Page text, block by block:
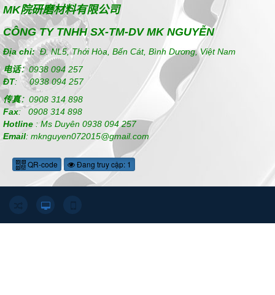
MK院研磨材料有限公司
CÔNG TY TNHH SX-TM-DV MK NGUYỄN
Địa chỉ: Đ. NL5, Thới Hòa, Bến Cát, Bình Dương, Việt Nam
电话：0938 094 257
ĐT:0938 094 257
传真： 0908 314 898
Fax: 0908 314 898
Hotline : Ms Duyên 0938 094 257
Email: mknguyen072015@gmail.com
QR-code Đang truy cập: 1